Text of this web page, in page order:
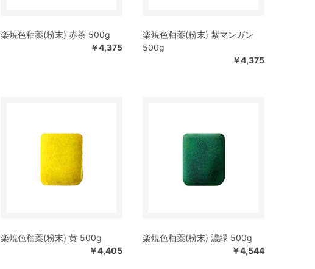
楽焼色釉薬(粉末) 赤茶 500g
￥4,375
楽焼色釉薬(粉末) 紫マンガン
500g
￥4,375
楽焼色釉薬(粉末) 黄 500g
￥4,405
楽焼色釉薬(粉末) 濃緑 500g
￥4,544